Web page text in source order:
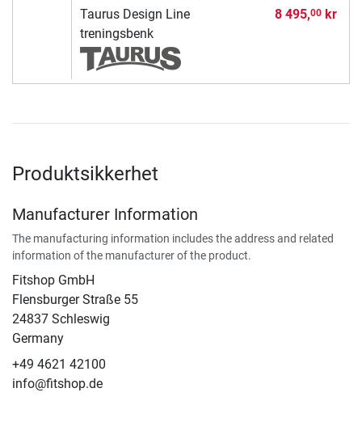
Taurus Design Line
treningsbenk
8 495,00kr
Produktsikkerhet
Manufacturer Information
The manufacturing information includes the address and related
information of the manufacturer of the product.
Fitshop GmbH
Flensburger Straße 55
24837 Schleswig
Germany
+49 4621 42100
info@fitshop.de